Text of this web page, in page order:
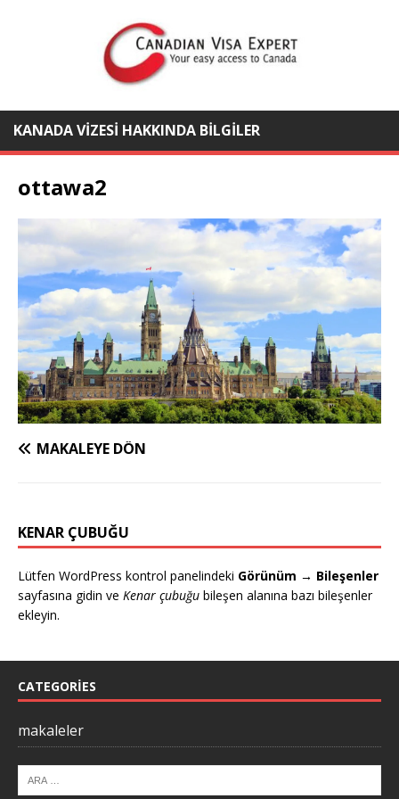
KANADA VIZESI HAKKINDA BILGILER
ottawa2
MAKALEYE DÖN
KENAR ÇUBUĞU
Lütfen WordPress kontrol panelindeki Görünüm → Bileşenler
sayfasına gidin ve Kenar çubuğu bileşen alanına bazı bileşenler
ekleyin.
CATEGORIES
makaleler